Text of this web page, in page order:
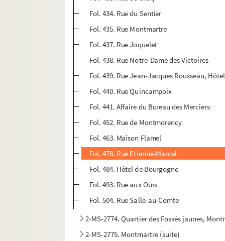
Fol. 434. Rue du Sentier
Fol. 435. Rue Montmartre
Fol. 437. Rue Joquelet
Fol. 438. Rue Notre-Dame des Victoires
Fol. 439. Rue Jean-Jacques Rousseau,
Fol. 440. Rue Quincampoix
Fol. 441. Affaire du Bureau des Merciers
Fol. 452. Rue de Montmorency
Fol. 463. Maison Flamel
Fol. 478. Rue Etienne-Marcel
Fol. 484. Hôtel de Bourgogne
Fol. 493. Rue aux Ours
Fol. 504. Rue Salle-au-Comte
2-MS-2774. Quartier des Fossés jaunes,
2-MS-2775. Montmartre (suite)